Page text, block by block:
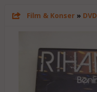
Film & Konser» DVD